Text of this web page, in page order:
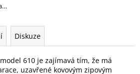
Diskuze
610 je zajímavá tím, že má
uzavřené kovovým zipovým